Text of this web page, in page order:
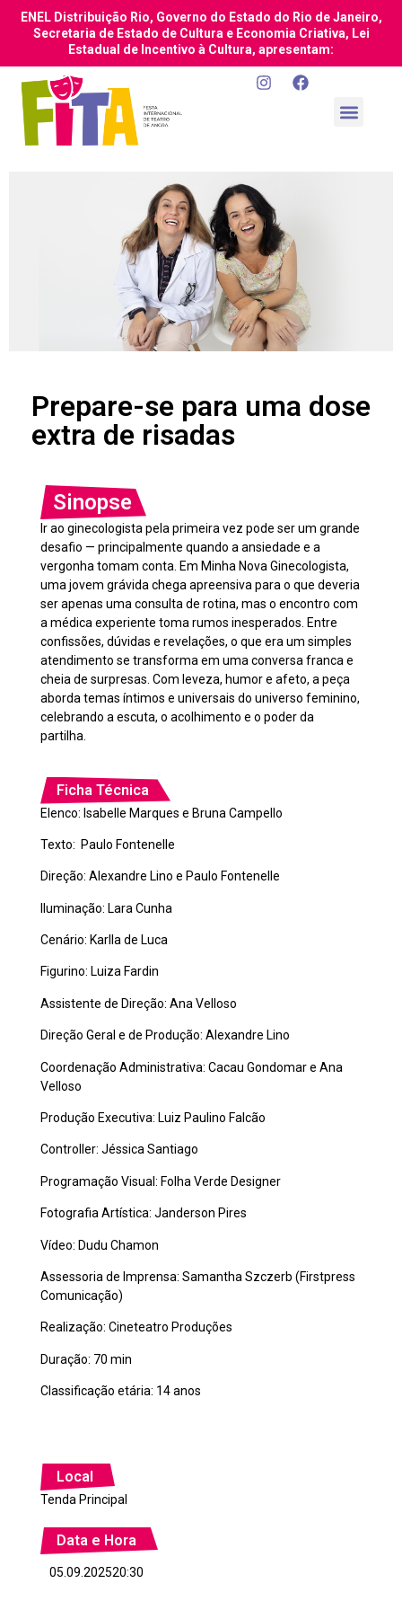
ENEL Distribuição Rio, Governo do Estado do Rio de Janeiro,
Secretaria de Estado de Cultura e Economia Criativa, Lei
Estadual de Incentivo à Cultura, apresentam:
Prepare-se para uma dose
extra de risadas
Sinopse
Ir ao ginecologista pela primeira vez pode ser um grande
desafio — principalmente quando a ansiedade e a
vergonha tomam conta. Em Minha Nova Ginecologista,
uma jovem grávida chega apreensiva para o que deveria
ser apenas uma consulta de rotina, mas o encontro com
a médica experiente toma rumos inesperados. Entre
confissões, dúvidas e revelações, o que era um simples
atendimento se transforma em uma conversa franca e
cheia de surpresas. Com leveza, humor e afeto, a peça
aborda temas íntimos e universais do universo feminino,
celebrando a escuta, o acolhimento e o poder da
partilha.
Ficha Técnica
Elenco: Isabelle Marques e Bruna Campello
Texto: Paulo Fontenelle
Direção: Alexandre Lino e Paulo Fontenelle
Iluminação: Lara Cunha
Cenário: Karlla de Luca
Figurino: Luiza Fardin
Assistente de Direção: Ana Velloso
Direção Geral e de Produção: Alexandre Lino
Coordenação Administrativa: Cacau Gondomar e Ana
Velloso
Produção Executiva: Luiz Paulino Falcão
Controller: Jéssica Santiago
Programação Visual: Folha Verde Designer
Fotografia Artística: Janderson Pires
Vídeo: Dudu Chamon
Assessoria de Imprensa: Samantha Szczerb (Firstpress
Comunicação)
Realização: Cineteatro Produções
Duração: 70 min
Classificação etária: 14 anos
Local
Tenda Principal
Data e Hora
05.09.202520:30